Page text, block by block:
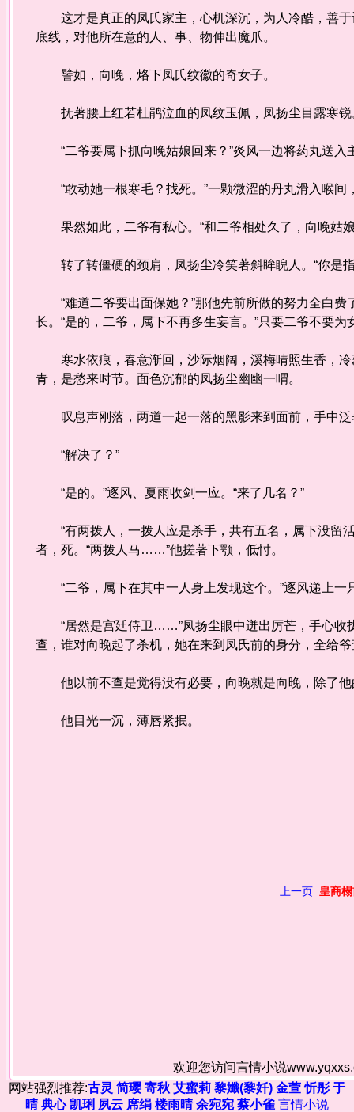
这才是真正的凤氏家主，心机深沉，为人冷酷，善于
底线，对他所在意的人、事、物伸出魔爪。
譬如，向晚，烙下凤氏纹徽的奇女子。
抚著腰上红若杜鹃泣血的凤纹玉佩，凤扬尘目露寒锐
“二爷要属下抓向晚姑娘回来？”炎风一边将药丸送入
“敢动她一根寒毛？找死。”一颗微涩的丹丸滑入喉间
果然如此，二爷有私心。“和二爷相处久了，向晚姑
转了转僵硬的颈肩，凤扬尘冷笑著斜眸睨人。“你是
“难道二爷要出面保她？”那他先前所做的努力全白费
长。“是的，二爷，属下不再多生妄言。”只要二爷不要
寒水依痕，春意渐回，沙际烟阔，溪梅晴照生香，冷
青，是愁来时节。面色沉郁的凤扬尘幽幽一喟。
叹息声刚落，两道一起一落的黑影来到面前，手中泛
“解决了？”
“是的。”逐风、夏雨收剑一应。“来了几名？”
“有两拨人，一拨人应是杀手，共有五名，属下没留
者，死。“两拨人马……”他搓著下颚，低忖。
“二爷，属下在其中一人身上发现这个。”逐风递上
“居然是宫廷侍卫……”凤扬尘眼中迸出厉芒，手心收
查，谁对向晚起了杀机，她在来到凤氏前的身分，全给
他以前不查是觉得没有必要，向晚就是向晚，除了
他目光一沉，薄唇紧抿。
上一页 皇商
欢迎您访问言情小说
网站强烈推荐:古灵 简璎 寄秋 艾蜜莉 黎孅(黎奷) 金萱 忻彤 于
晴 典心 凯琍 夙云 席绢 楼雨晴 余宛宛 蔡小雀 言情小说